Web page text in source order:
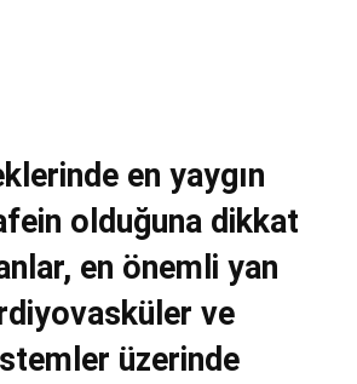
en yaygın
olduğuna dikkat
en önemli yan
ve
üzerinde